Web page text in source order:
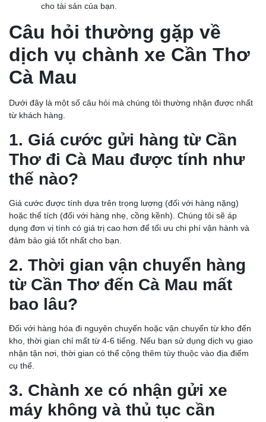
cho tài sản của bạn.
Câu hỏi thường gặp về
dịch vụ chành xe Cần Thơ
Cà Mau
Dưới đây là một số câu hỏi mà chúng tôi thường nhận được nhất
từ khách hàng.
1. Giá cước gửi hàng từ Cần
Thơ đi Cà Mau được tính như
thế nào?
Giá cước được tính dựa trên trọng lượng (đối với hàng nặng)
hoặc thể tích (đối với hàng nhẹ, cồng kềnh). Chúng tôi sẽ áp
dụng đơn vị tính có giá trị cao hơn để tối ưu chi phí vận hành và
đảm bảo giá tốt nhất cho bạn.
2. Thời gian vận chuyển hàng
từ Cần Thơ đến Cà Mau mất
bao lâu?
Đối với hàng hóa đi nguyên chuyến hoặc vận chuyển từ kho đến
kho, thời gian chỉ mất từ 4-6 tiếng. Nếu bạn sử dụng dịch vụ giao
nhận tận nơi, thời gian có thể cộng thêm tùy thuộc vào địa điểm
cụ thể.
3. Chành xe có nhận gửi xe
máy không và thủ tục cần